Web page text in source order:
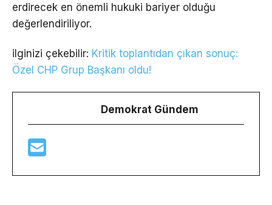
erdirecek en önemli hukuki bariyer olduğu
değerlendiriliyor.
ilginizi çekebilir: Kritik toplantıdan çıkan sonuç:
Özel CHP Grup Başkanı oldu!
Demokrat Gündem